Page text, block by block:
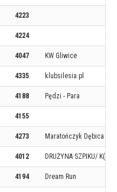
4223
4224
4047 KW Gliwice
4335 klubsilesia.pl
4188 Pędzi - Para
4155
4273 Maratończyk Dębica
4012 DRUŻYNA SZPIKU/
4194 Dream Run